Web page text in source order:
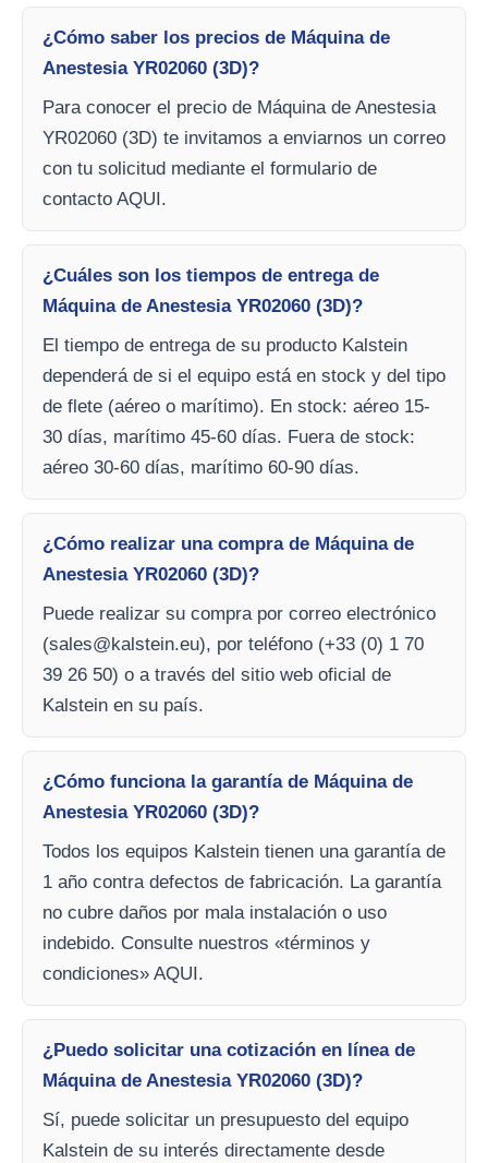
¿Cómo saber los precios de Máquina de
Anestesia YR02060 (3D)?
Para conocer el precio de Máquina de Anestesia
YR02060 (3D) te invitamos a enviarnos un correo
con tu solicitud mediante el formulario de
contacto AQUI.
¿Cuáles son los tiempos de entrega de
Máquina de Anestesia YR02060 (3D)?
El tiempo de entrega de su producto Kalstein
dependerá de si el equipo está en stock y del tipo
de flete (aéreo o marítimo). En stock: aéreo 15-
30 días, marítimo 45-60 días. Fuera de stock:
aéreo 30-60 días, marítimo 60-90 días.
¿Cómo realizar una compra de Máquina de
Anestesia YR02060 (3D)?
Puede realizar su compra por correo electrónico
(sales@kalstein.eu), por teléfono (+33 (0) 1 70
39 26 50) o a través del sitio web oficial de
Kalstein en su país.
¿Cómo funciona la garantía de Máquina de
Anestesia YR02060 (3D)?
Todos los equipos Kalstein tienen una garantía de
1 año contra defectos de fabricación. La garantía
no cubre daños por mala instalación o uso
indebido. Consulte nuestros «términos y
condiciones» AQUI.
¿Puedo solicitar una cotización en línea de
Máquina de Anestesia YR02060 (3D)?
Sí, puede solicitar un presupuesto del equipo
Kalstein de su interés directamente desde